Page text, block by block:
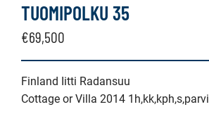
TUOMIPOLKU 35
€69,500
Finland Iitti Radansuu
Cottage or Villa 2014 1h,kk,kph,s,parvi